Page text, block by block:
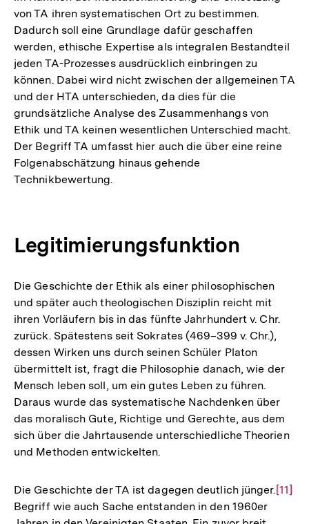
von TA ihren systematischen Ort zu bestimmen.
Dadurch soll eine Grundlage dafür geschaffen
werden, ethische Expertise als integralen Bestandteil
jeden TA-Prozesses ausdrücklich einbringen zu
können. Dabei wird nicht zwischen der allgemeinen TA
und der HTA unterschieden, da dies für die
grundsätzliche Analyse des Zusammenhangs von
Ethik und TA keinen wesentlichen Unterschied macht.
Der Begriff TA umfasst hier auch die über eine reine
Folgenabschätzung hinaus gehende
Technikbewertung.
Legitimierungsfunktion
Die Geschichte der Ethik als einer philosophischen
und später auch theologischen Disziplin reicht mit
ihren Vorläufern bis in das fünfte Jahrhundert v. Chr.
zurück. Spätestens seit Sokrates (469–399 v. Chr.),
dessen Wirken uns durch seinen Schüler Platon
übermittelt ist, fragt die Philosophie danach, wie der
Mensch leben soll, um ein gutes Leben zu führen.
Daraus wurde das systematische Nachdenken über
das moralisch Gute, Richtige und Gerechte, aus dem
sich über die Jahrtausende unterschiedliche Theorien
und Methoden entwickelten.
Die Geschichte der TA ist dagegen deutlich jünger. Zur
[11]
Begriff wie auch Sache entstanden in den 1960er